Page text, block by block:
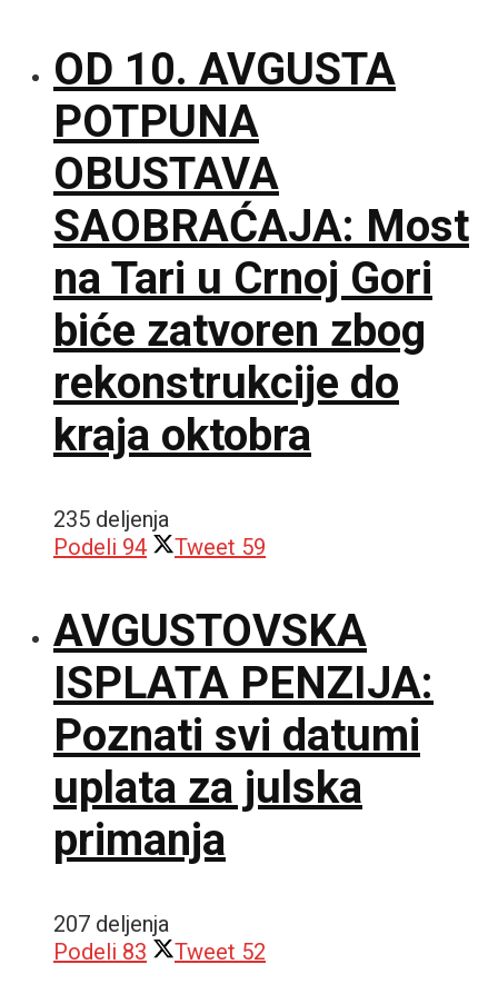
OD 10. AVGUSTA
POTPUNA
OBUSTAVA
SAOBRAĆAJA: Most
na Tari u Crnoj Gori
biće zatvoren zbog
rekonstrukcije do
kraja oktobra
235 deljenja
Podeli 94 Tweet 59
AVGUSTOVSKA
ISPLATA PENZIJA:
Poznati svi datumi
uplata za julska
primanja
207 deljenja
Podeli 83 Tweet 52